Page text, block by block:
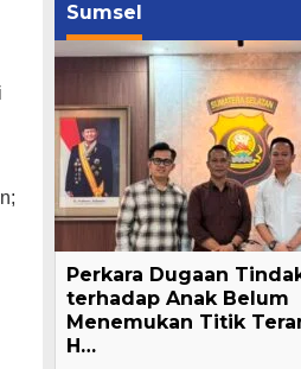
Sumsel
Perkara Dugaan
terhadap Anak Belum
Menemukan Titik
H…